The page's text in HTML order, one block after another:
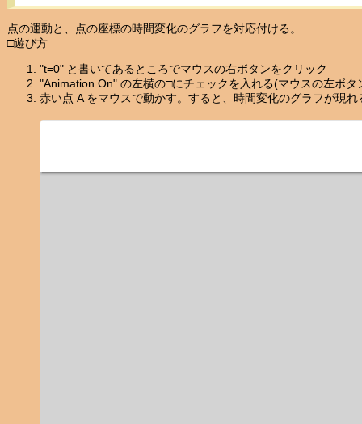
点の運動と、点の座標の時間変化のグラフを対応付ける。
□遊び方
"t=0" と書いてあるところでマウスの右ボタンをクリック
"Animation On" の左横の□にチェックを入れる(マウスの左ボタ
赤い点 A をマウスで動かす。すると、時間変化のグラフが現れ